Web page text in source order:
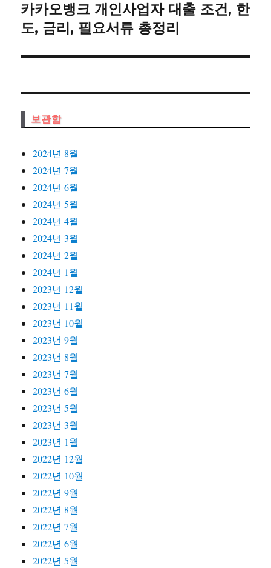
션
다
음
카카오뱅크 개인사업자 대출 조건, 한
도, 금리, 필요서류 총정리
보관함
2024년 8월
2024년 7월
2024년 6월
2024년 5월
2024년 4월
2024년 3월
2024년 2월
2024년 1월
2023년 12월
2023년 11월
2023년 10월
2023년 9월
2023년 8월
2023년 7월
2023년 6월
2023년 5월
2023년 3월
2023년 1월
2022년 12월
2022년 10월
2022년 9월
2022년 8월
2022년 7월
2022년 6월
2022년 5월